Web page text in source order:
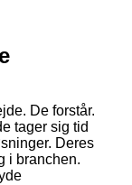
De forstår.
tager sig tid
Deres
i branchen.